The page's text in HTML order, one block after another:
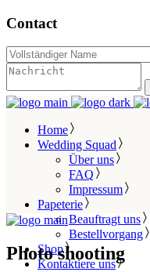
Contact
Home
Wedding Squad
Über uns
FAQ
Impressum
Papeterie
Beauftragt uns
Bestellvorgang
Shop
Kontaktiere uns
Photo shooting